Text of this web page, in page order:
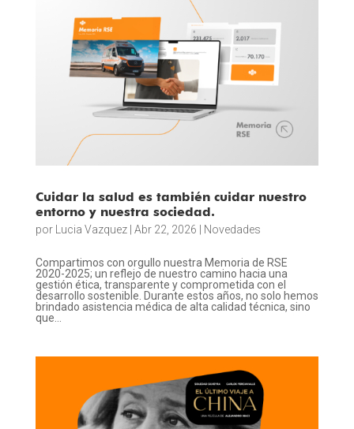
Cuidar la salud es también cuidar nuestro
entorno y nuestra sociedad.
por Lucia Vazquez| Abr 22, 2026 Novedades
Compartimos con orgullo nuestra Memoria de RSE
2020-2025; un reflejo de nuestro camino hacia una
gestión ética, transparente y comprometida con el
desarrollo sostenible. Durante estos años, no solo hemos
brindado asistencia médica de alta calidad técnica, sino
que...